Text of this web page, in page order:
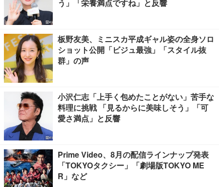
う」「栄養満点ですね」と反響
板野友美、ミニスカ平成ギャル姿の全身ソロ
ショット公開「ビジュ最強」「スタイル抜
群」の声
小沢仁志「上手く包めたことがない」苦手な
料理に挑戦 「見るからに美味しそう」「可
愛さ満点」と反響
Prime Video、8月の配信ラインナップ発表
「TOKYOタクシー」「劇場版TOKYO ME
R」など